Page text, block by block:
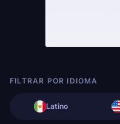
FILTRAR POR IDIOMA
Latino